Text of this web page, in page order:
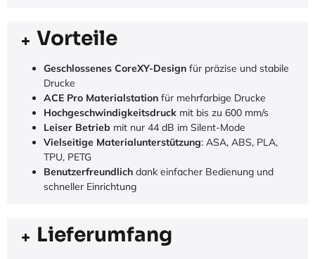
Vorteile
Geschlossenes CoreXY-Design für präzise und stabile
Drucke
ACE Pro Materialstation für mehrfarbige Drucke
Hochgeschwindigkeitsdruck mit bis zu 600 mm/s
Leiser Betrieb mit nur 44 dB im Silent-Mode
Vielseitige Materialunterstützung: ASA, ABS, PLA,
TPU, PETG
Benutzerfreundlich dank einfacher Bedienung und
schneller Einrichtung
Lieferumfang